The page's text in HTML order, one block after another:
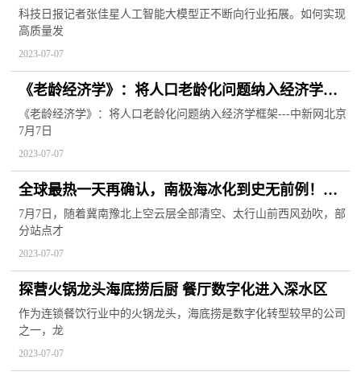
同创新
科技日报记者张佳星人工智能大模型正不断向行业拓展。如何实现
高质量发
2023-07-07
《老龄经济学》：将人口老龄化问题纳入经济学框
架
《老龄经济学》：将人口老龄化问题纳入经济学框架---中新网北京
7月7日
2023-07-07
全球最热一天再确认，南极海冰化到史无前例！网
友：临界点已过？
7月7日，随着冀南豫北上空云层全部清空、太行山前西风劲吹，部
分站点才
2023-07-07
探营火锅龙头海底捞后厨 餐厅数字化进入深水区
作为连锁餐饮行业中的火锅龙头，海底捞是数字化转型较早的公司
之一，龙
2023-07-07